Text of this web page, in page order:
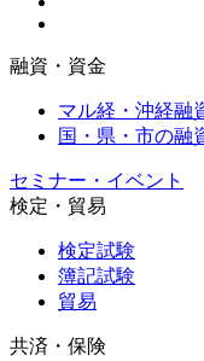
融資・資金
マル経・沖経融
国・県・市の融
セミナー・イベント
検定・貿易
検定試験
簿記試験
貿易
共済・保険